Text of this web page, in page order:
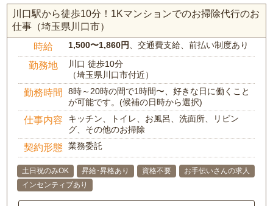
川口駅から徒歩10分！1Kマンションでのお掃除代行のお
仕事（埼玉県川口市）
時給 1,500〜1,860円 、交通費支給、前払い制度あり
勤務地
川口 徒歩10分
（埼玉県川口市付近）
勤務時間
8時～20時の間で1時間〜、好きな日に働くこと
が可能です。(候補の日時から選択)
仕事内容
キッチン、トイレ、お風呂、洗面所、リビン
グ、その他のお掃除
契約形態 業務委託
土日祝のみOK 昇給･昇格あり 資格不要
お手伝いさんの求人
インセンティブあり